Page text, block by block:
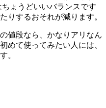
ょうどいいバランスです
りするおそれが減ります。
値段なら、かなりアリなん
めて使ってみたい人には、
。